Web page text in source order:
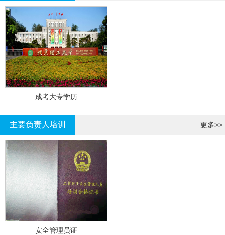
成考大专学历
主要负责人培训 更多>>
安全管理员证